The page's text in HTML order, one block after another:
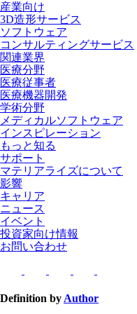
産業向け
3D造形サービス
ソフトウェア
コンサルティングサービス
関連業界
医療分野
医療従事者
医療機器開発
学術分野
メディカルソフトウェア
インスピレーション
もっと知る
サポート
マテリアライズについて
影響
キャリア
ニュース
イベント
投資家向け情報
お問い合わせ
Definition by Author